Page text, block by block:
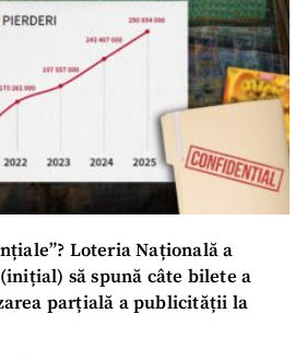
Loteria Națională a
să spună câte bilete a
parțială a publicității la